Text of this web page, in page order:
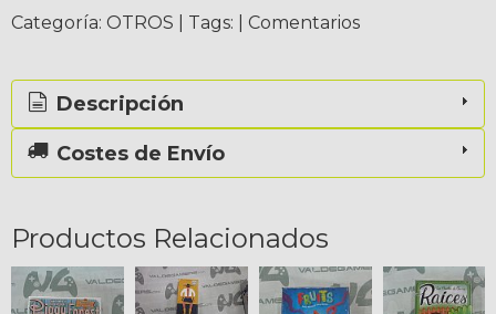
Categoría: OTROS Tags: Comentarios
Descripción
Costes de Envío
Productos Relacionados